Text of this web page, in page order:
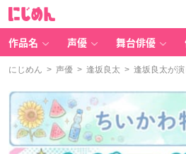
作品名 声優 舞台俳優
にじめん > 声優 > 逢坂良太 > 逢坂良太が演